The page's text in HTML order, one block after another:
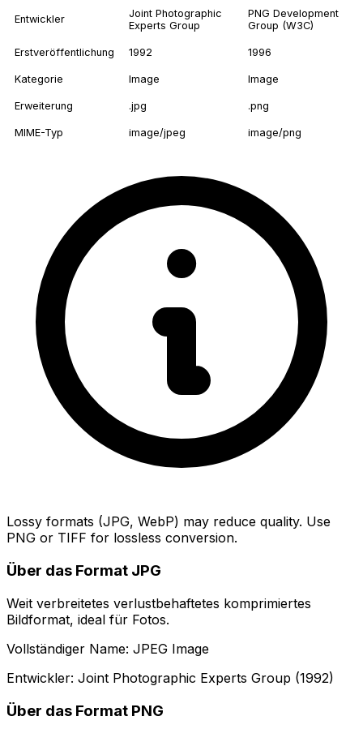
Entwickler
Joint Photographic
Experts Group
PNG Development
Group (W3C)
Erstveröffentlichung 1992 1996
Kategorie Image Image
Erweiterung .jpg .png
MIME-Typ image/jpeg image/png
Lossy formats (JPG, WebP) may reduce quality. Use
PNG or TIFF for lossless conversion.
Über das Format JPG
Weit verbreitetes verlustbehaftetes komprimiertes
Bildformat, ideal für Fotos.
Vollständiger Name: JPEG Image
Entwickler: Joint Photographic Experts Group (1992)
Über das Format PNG